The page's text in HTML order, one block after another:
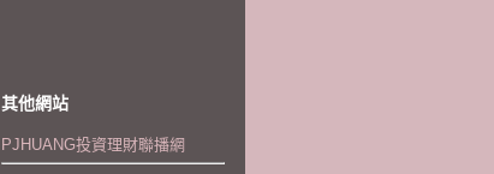
其他網站
PJHUANG投資理財聯播網